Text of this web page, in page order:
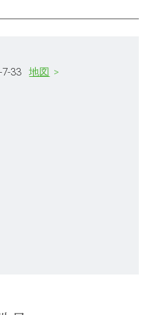
33 地図